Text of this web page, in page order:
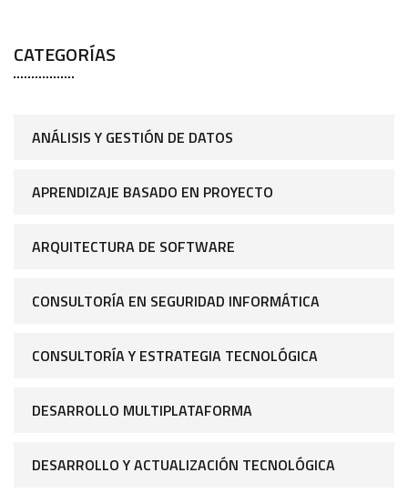
CATEGORÍAS
ANÁLISIS Y GESTIÓN DE DATOS
APRENDIZAJE BASADO EN PROYECTO
ARQUITECTURA DE SOFTWARE
CONSULTORÍA EN SEGURIDAD INFORMÁTICA
CONSULTORÍA Y ESTRATEGIA TECNOLÓGICA
DESARROLLO MULTIPLATAFORMA
DESARROLLO Y ACTUALIZACIÓN TECNOLÓGICA